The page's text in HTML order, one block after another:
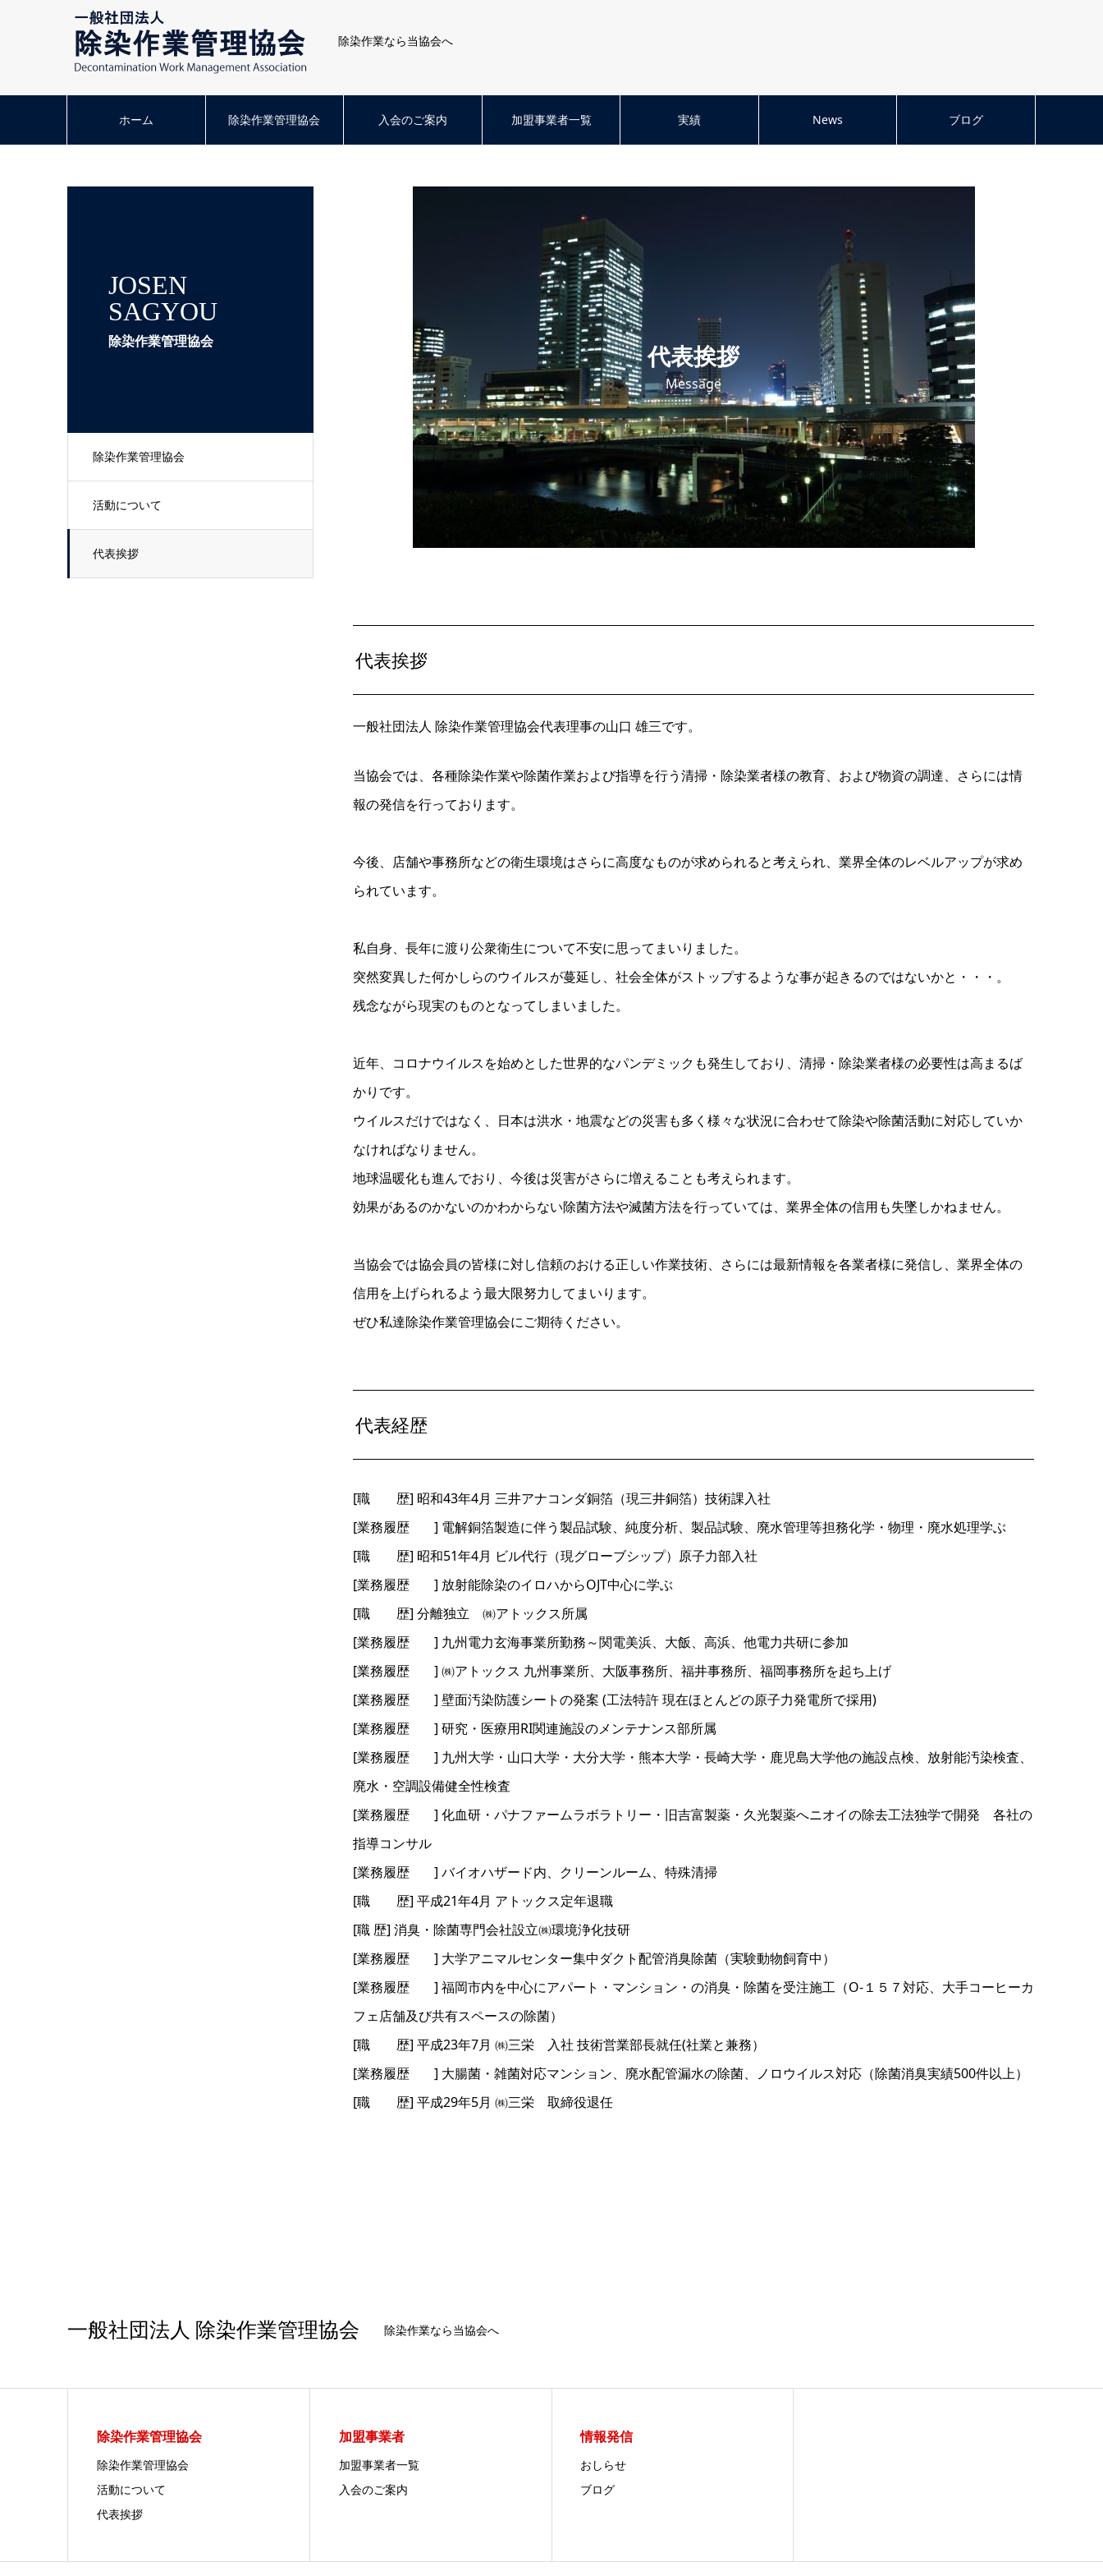
除染作業なら当協会へ
ホーム 除染作業管理協会 入会のご案内 加盟事業者一覧 実績 News ブログ
JOSEN
SAGYOU
除染作業管理協会
除染作業管理協会
活動について
代表挨拶
代表挨拶
Message
代表挨拶
一般社団法人 除染作業管理協会代表理事の山口 雄三です。
当協会では、各種除染作業や除菌作業および指導を行う清掃・除染業者様の教育、および物資の調達、さらには情
報の発信を行っております。
今後、店舗や事務所などの衛生環境はさらに高度なものが求められると考えられ、業界全体のレベルアップが求め
られています。
私自身、長年に渡り公衆衛生について不安に思ってまいりました。
突然変異した何かしらのウイルスが蔓延し、社会全体がストップするような事が起きるのではないかと・・・。
残念ながら現実のものとなってしまいました。
近年、コロナウイルスを始めとした世界的なパンデミックも発生しており、清掃・除染業者様の必要性は高まるば
かりです。
ウイルスだけではなく、日本は洪水・地震などの災害も多く様々な状況に合わせて除染や除菌活動に対応していか
なければなりません。
地球温暖化も進んでおり、今後は災害がさらに増えることも考えられます。
効果があるのかないのかわからない除菌方法や滅菌方法を行っていては、業界全体の信用も失墜しかねません。
当協会では協会員の皆様に対し信頼のおける正しい作業技術、さらには最新情報を各業者様に発信し、業界全体の
信用を上げられるよう最大限努力してまいります。
ぜひ私達除染作業管理協会にご期待ください。
代表経歴
[職 歴] 昭和43年4月 三井アナコンダ銅箔（現三井銅箔）技術課入社
[業務履歴 ] 電解銅箔製造に伴う製品試験、純度分析、製品試験、廃水管理等担務化学・物理・廃水処理学ぶ
[職 歴] 昭和51年4月 ビル代行（現グローブシップ）原子力部入社
[業務履歴 ] 放射能除染のイロハからOJT中心に学ぶ
[職 歴] 分離独立 ㈱アトックス所属
[業務履歴 ] 九州電力玄海事業所勤務～関電美浜、大飯、高浜、他電力共研に参加
[業務履歴 ] ㈱アトックス 九州事業所、大阪事務所、福井事務所、福岡事務所を起ち上げ
[業務履歴 ] 壁面汚染防護シートの発案 (工法特許 現在ほとんどの原子力発電所で採用)
[業務履歴 ] 研究・医療用RI関連施設のメンテナンス部所属
[業務履歴 ] 九州大学・山口大学・大分大学・熊本大学・長崎大学・鹿児島大学他の施設点検、放射能汚染検査、
廃水・空調設備健全性検査
[業務履歴 ] 化血研・パナファームラボラトリー・旧吉富製薬・久光製薬へニオイの除去工法独学で開発 各社の
指導コンサル
[業務履歴 ] バイオハザード内、クリーンルーム、特殊清掃
[職 歴] 平成21年4月 アトックス定年退職
[職 歴] 消臭・除菌専門会社設立㈱環境浄化技研
[業務履歴 ] 大学アニマルセンター集中ダクト配管消臭除菌（実験動物飼育中）
[業務履歴 ] 福岡市内を中心にアパート・マンション・の消臭・除菌を受注施工（O-１５７対応、大手コーヒーカ
フェ店舗及び共有スペースの除菌）
[職 歴] 平成23年7月 ㈱三栄 入社 技術営業部長就任(社業と兼務）
[業務履歴 ] 大腸菌・雑菌対応マンション、廃水配管漏水の除菌、ノロウイルス対応（除菌消臭実績500件以上）
[職 歴] 平成29年5月 ㈱三栄 取締役退任
一般社団法人 除染作業管理協会 除染作業なら当協会へ
除染作業管理協会
除染作業管理協会
活動について
代表挨拶
加盟事業者
加盟事業者一覧
入会のご案内
情報発信
おしらせ
ブログ